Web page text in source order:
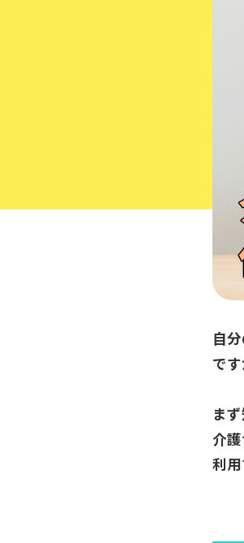
自
で
ま
介
利